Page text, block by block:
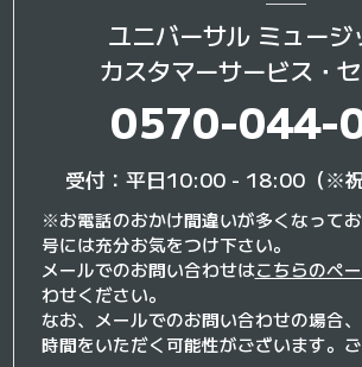
ユニバーサル ミュー
カスタマーサービス・
0570-044-
受付：平日10:00 - 18:00（※祝
※お電話のおかけ間違いが多くなって
号には充分お気をつけ下さい。
メールでのお問い合わせはこちらのペ
わせください。
なお、メールでのお問い合わせの場合
時間をいただく可能性がございます。ご